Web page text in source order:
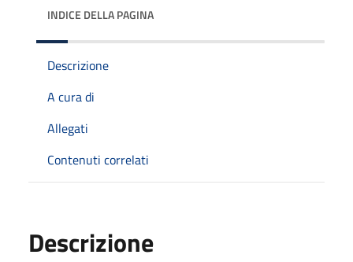
INDICE DELLA PAGINA
Descrizione
A cura di
Allegati
Contenuti correlati
Descrizione